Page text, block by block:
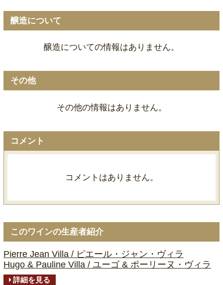
醸造について
醸造についての情報はありません。
その他
その他の情報はありません。
コメント
コメントはありません。
このワインの生産者紹介
Pierre Jean Villa / ピエール・ジャン・ヴィラ
Hugo & Pauline Villa / ユーゴ & ポーリーヌ・ヴィラ
詳細を見る